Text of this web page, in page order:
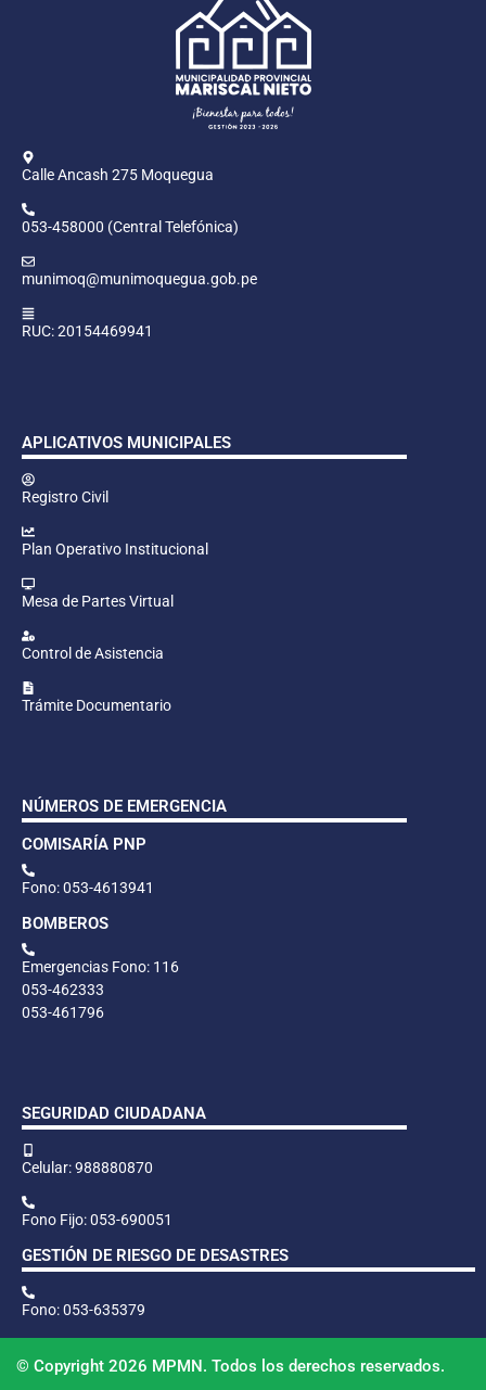
Calle Ancash 275 Moquegua
053-458000 (Central Telefónica)
munimoq@munimoquegua.gob.pe
RUC: 20154469941
APLICATIVOS MUNICIPALES
Registro Civil
Plan Operativo Institucional
Mesa de Partes Virtual
Control de Asistencia
Trámite Documentario
NÚMEROS DE EMERGENCIA
COMISARÍA PNP
Fono: 053-4613941
BOMBEROS
Emergencias Fono: 116
053-462333
053-461796
SEGURIDAD CIUDADANA
Celular: 988880870
Fono Fijo: 053-690051
GESTIÓN DE RIESGO DE DESASTRES
Fono: 053-635379
© Copyright 2026 MPMN. Todos los derechos reservados.